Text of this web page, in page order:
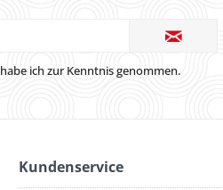
habe ich zur Kenntnis genommen.
Kundenservice